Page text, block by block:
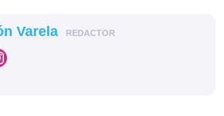
Varela REDACTOR